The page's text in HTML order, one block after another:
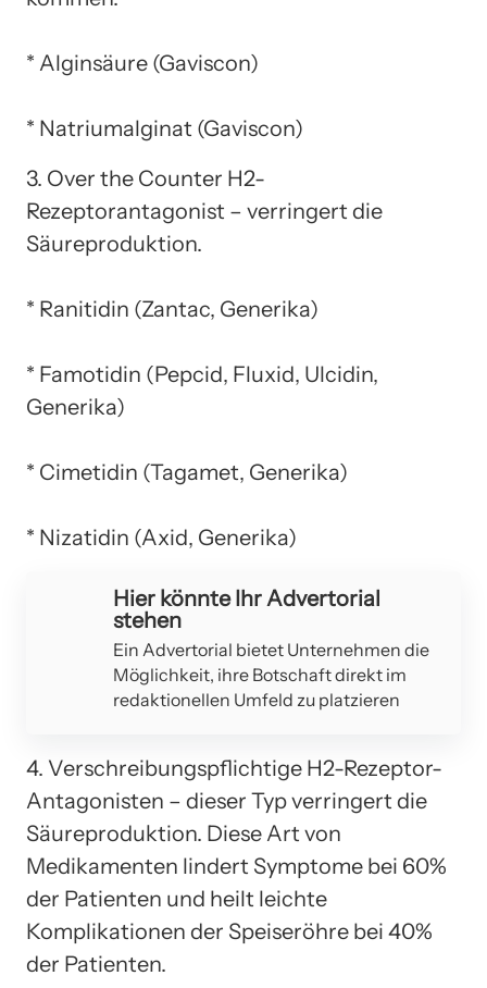
* Alginsäure (Gaviscon)
* Natriumalginat (Gaviscon)
3. Over the Counter H2-
Rezeptorantagonist – verringert die
Säureproduktion.
* Ranitidin (Zantac, Generika)
* Famotidin (Pepcid, Fluxid, Ulcidin,
Generika)
* Cimetidin (Tagamet, Generika)
* Nizatidin (Axid, Generika)
Hier könnte Ihr Advertorial
stehen
Ein Advertorial bietet Unternehmen die
Möglichkeit, ihre Botschaft direkt im
redaktionellen Umfeld zu platzieren
4. Verschreibungspflichtige H2-Rezeptor-
Antagonisten – dieser Typ verringert die
Säureproduktion. Diese Art von
Medikamenten lindert Symptome bei 60%
der Patienten und heilt leichte
Komplikationen der Speiseröhre bei 40%
der Patienten.